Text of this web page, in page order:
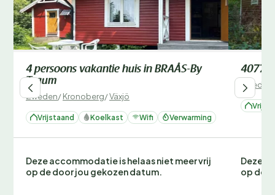
4 persoons vakantie huis in BRAÅS-By
Traum
Zweden/Kronoberg/Växjö
Vrijstaand Koelkast Wifi Verwarming
Deze accommodatie is helaas niet meer vrij
op de door jou gekozen datum.
40770
Zweden
Deze
op de